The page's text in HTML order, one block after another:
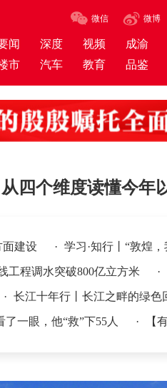
微信 微博
闻 深度 视频 成渝
市 汽车 教育 品鉴
四个维度读懂今年
建设 · 学习·知行丨“敦煌
工程调水突破800亿立方米 ·
行丨长江之畔的绿色回响——
“救”下55人 · 【有理有句